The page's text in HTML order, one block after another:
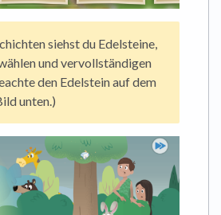
siehst du Edelsteine,
und vervollständigen
den Edelstein auf dem
unten.)